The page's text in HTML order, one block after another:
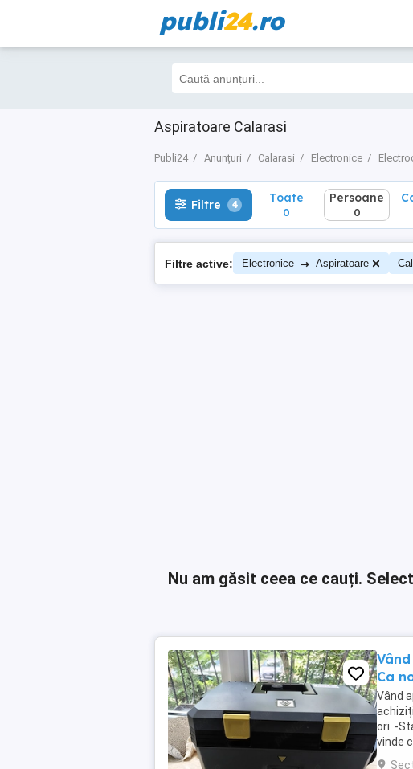
publi24.ro
Aspiratoare Calarasi
Publi24 Anunțuri Calarasi Electronice
Filtre 4 Toate
0
Filtre 4 Toate
0
Persoane
0
Filtre active: Electronice → Aspiratoare
Nu am găsit ceea ce cauți.
Ca
Vând
ori. -
vinde
aparat